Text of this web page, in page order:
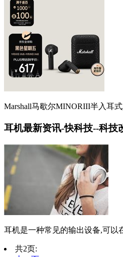
Marshall马歇尔MINORIII半入耳
耳机最新资讯-快科技--科技
耳机是一种常见的输出设备,可以
共2页: